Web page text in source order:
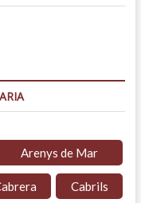
Arenys de Mar
Cabrils